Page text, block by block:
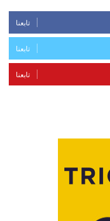
تابعنا
تابعنا
تابعنا